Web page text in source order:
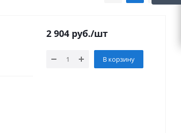
2 904 руб./шт
В корзину